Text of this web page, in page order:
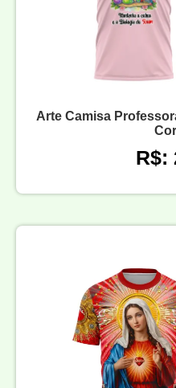
Arte Camisa
R$: